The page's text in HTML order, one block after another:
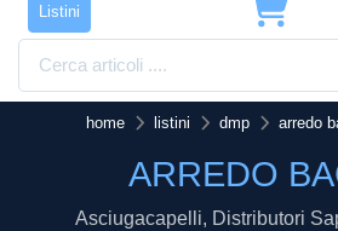
Listini
home listini dmp arredo
ARREDO
Asciugacapelli, Distributori